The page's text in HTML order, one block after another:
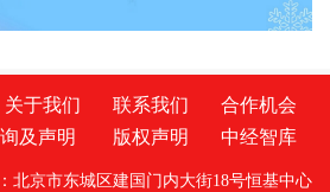
关于我们 联系我们
合作机会
及声明
版权声明 中经智库
北京市东城区建国门内大街18号恒基中心